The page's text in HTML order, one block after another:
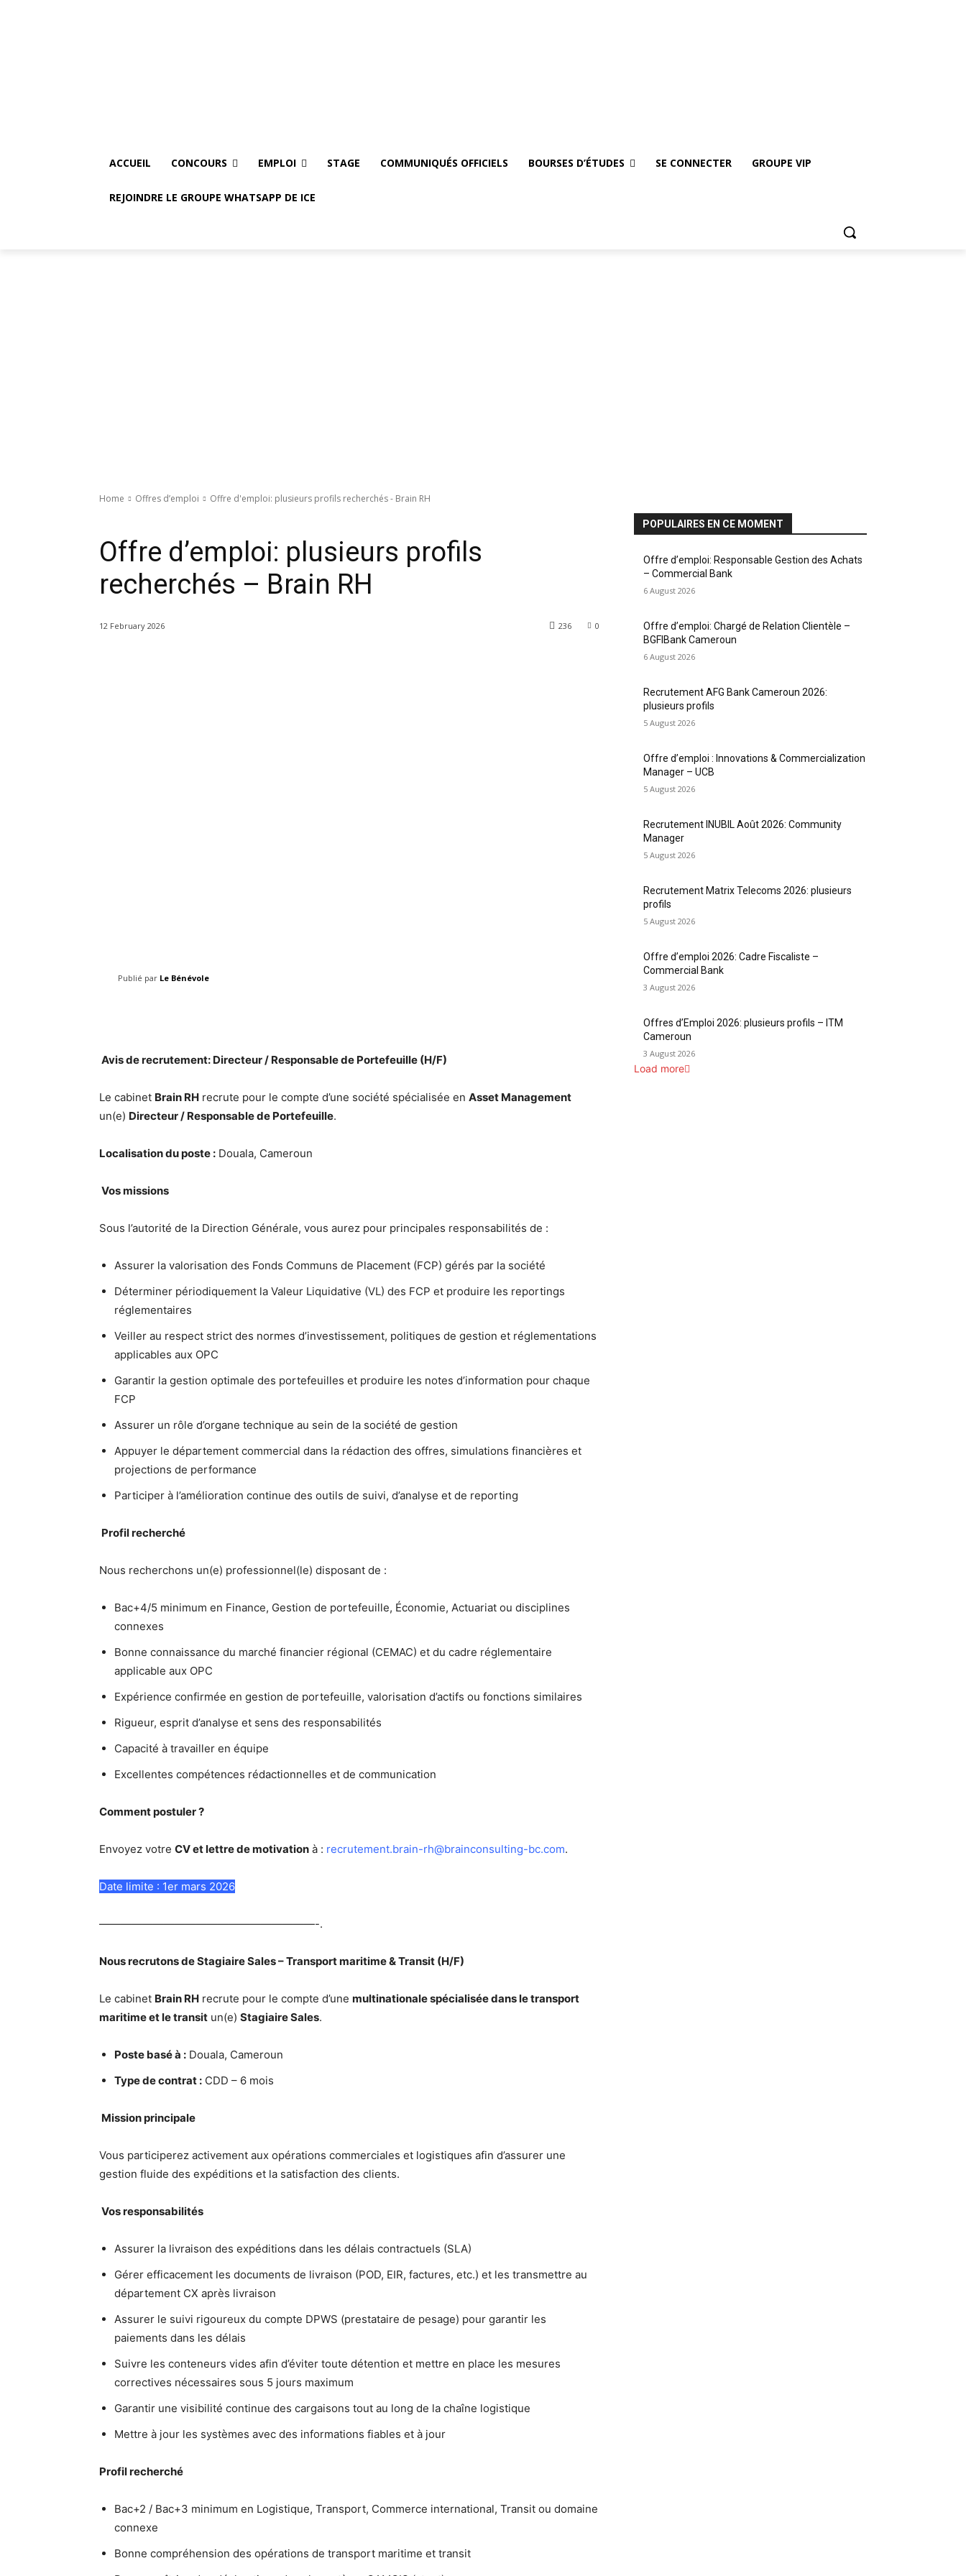
ACCUEIL CONCOURS EMPLOI STAGE COMMUNIQUÉS OFFICIELS BOURSES D’ÉTUDES SE CONNECTER GROUPE VIP
REJOINDRE LE GROUPE WHATSAPP DE ICE
Home Offres d’emploi Offre d'emploi: plusieurs profils recherchés - Brain RH
Offre d’emploi: plusieurs profils
recherchés – Brain RH
12 February 2026 0
236
Publié par Le Bénévole
Avis de recrutement: Directeur / Responsable de Portefeuille (H/F)
Le cabinet Brain RH recrute pour le compte d’une société spécialisée en Asset Management
un(e) Directeur / Responsable de Portefeuille.
Localisation du poste : Douala, Cameroun
Vos missions
Sous l’autorité de la Direction Générale, vous aurez pour principales responsabilités de :
Assurer la valorisation des Fonds Communs de Placement (FCP) gérés par la société
Déterminer périodiquement la Valeur Liquidative (VL) des FCP et produire les reportings
réglementaires
Veiller au respect strict des normes d’investissement, politiques de gestion et réglementations
applicables aux OPC
Garantir la gestion optimale des portefeuilles et produire les notes d’information pour chaque
FCP
Assurer un rôle d’organe technique au sein de la société de gestion
Appuyer le département commercial dans la rédaction des offres, simulations financières et
projections de performance
Participer à l’amélioration continue des outils de suivi, d’analyse et de reporting
Profil recherché
Nous recherchons un(e) professionnel(le) disposant de :
Bac+4/5 minimum en Finance, Gestion de portefeuille, Économie, Actuariat ou disciplines
connexes
Bonne connaissance du marché financier régional (CEMAC) et du cadre réglementaire
applicable aux OPC
Expérience confirmée en gestion de portefeuille, valorisation d’actifs ou fonctions similaires
Rigueur, esprit d’analyse et sens des responsabilités
Capacité à travailler en équipe
Excellentes compétences rédactionnelles et de communication
Comment postuler ?
Envoyez votre CV et lettre de motivation à : recrutement.brain-rh@brainconsulting-bc.com.
Date limite : 1er mars 2026
————————————————————-.
Nous recrutons de Stagiaire Sales – Transport maritime & Transit (H/F)
Le cabinet Brain RH recrute pour le compte d’une multinationale spécialisée dans le transport
maritime et le transit un(e) Stagiaire Sales.
Poste basé à : Douala, Cameroun
Type de contrat : CDD – 6 mois
Mission principale
Vous participerez activement aux opérations commerciales et logistiques afin d’assurer une
gestion fluide des expéditions et la satisfaction des clients.
Vos responsabilités
Assurer la livraison des expéditions dans les délais contractuels (SLA)
Gérer efficacement les documents de livraison (POD, EIR, factures, etc.) et les transmettre au
département CX après livraison
Assurer le suivi rigoureux du compte DPWS (prestataire de pesage) pour garantir les
paiements dans les délais
Suivre les conteneurs vides afin d’éviter toute détention et mettre en place les mesures
correctives nécessaires sous 5 jours maximum
Garantir une visibilité continue des cargaisons tout au long de la chaîne logistique
Mettre à jour les systèmes avec des informations fiables et à jour
Profil recherché
Bac+2 / Bac+3 minimum en Logistique, Transport, Commerce international, Transit ou domaine
connexe
Bonne compréhension des opérations de transport maritime et transit
POPULAIRES EN CE MOMENT
Offre d’emploi: Responsable Gestion des Achats
– Commercial Bank
6 August 2026
Offre d’emploi: Chargé de Relation Clientèle –
BGFIBank Cameroun
6 August 2026
Recrutement AFG Bank Cameroun 2026:
plusieurs profils
5 August 2026
Offre d’emploi : Innovations & Commercialization
Manager – UCB
5 August 2026
Recrutement INUBIL Août 2026: Community
Manager
5 August 2026
Recrutement Matrix Telecoms 2026: plusieurs
profils
5 August 2026
Offre d’emploi 2026: Cadre Fiscaliste –
Commercial Bank
3 August 2026
Offres d’Emploi 2026: plusieurs profils – ITM
Cameroun
3 August 2026
Load more